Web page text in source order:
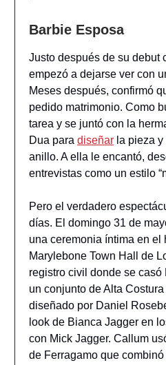
Barbie Esposa
Justo después de su debut
empezó a dejarse ver con
Meses después, confirmó
pedido matrimonio. Como
tarea y se juntó con la
Dua para diseñar la pieza
anillo. A ella le encantó,
entrevistas como un estilo
Pero el verdadero
días. El domingo 31 de
una ceremonia íntima en el
Marylebone Town Hall de
registro civil donde se casó
un conjunto de Alta
diseñado por Daniel
look de Bianca Jagger en
con Mick Jagger. Callum
de Ferragamo que combinó